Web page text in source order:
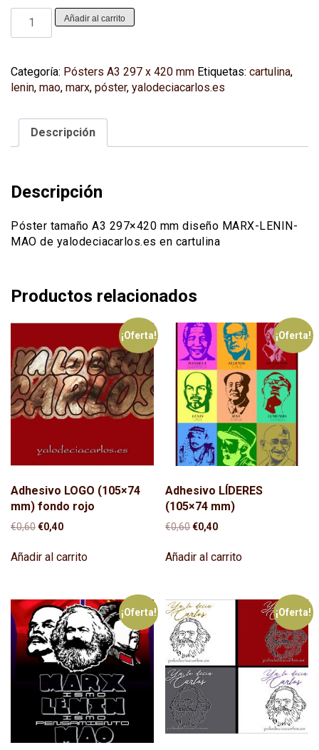
€5,00.€4,00.
Póster
MARX-
(A3
297x420
(cartulina)
cantidad
Añadir al carrito
Categoría: Pósters A3 297 x 420 mm Etiquetas: cartulina,
lenin, mao, marx, póster, yalodeciacarlos.es
Descripción
Descripción
Póster tamaño A3 297×420 mm diseño MARX-LENIN-
MAO de yalodeciacarlos.es en cartulina
Productos relacionados
¡Oferta!
Adhesivo LOGO (105×74
mm) fondo rojo
€0,60El
original
€0,40El
actual
Añadir al carrito
¡Oferta!
Adhesivo LÍDERES
(105×74 mm)
€0,60El
original
€0,40El
actual
Añadir al carrito
¡Oferta! ¡Oferta!